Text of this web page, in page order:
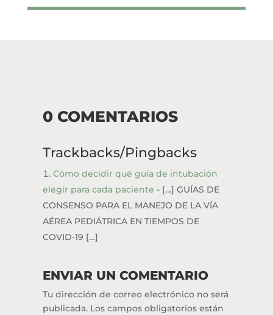
0 COMENTARIOS
Trackbacks/Pingbacks
Cómo decidir qué guía de intubación
elegir para cada paciente - […] GUÍAS DE
CONSENSO PARA EL MANEJO DE LA VÍA
AÉREA PEDIÁTRICA EN TIEMPOS DE
COVID-19 […]
ENVIAR UN COMENTARIO
Tu dirección de correo electrónico no será
publicada. Los campos obligatorios están